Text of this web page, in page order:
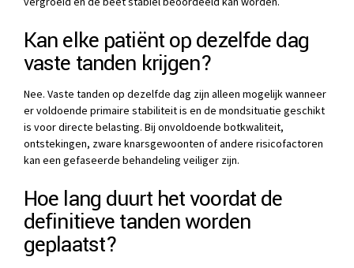
Kan elke patiënt op dezelfde dag
vaste tanden krijgen?
Nee. Vaste tanden op dezelfde dag zijn alleen mogelijk wanneer
er voldoende primaire stabiliteit is en de mondsituatie geschikt
is voor directe belasting. Bij onvoldoende botkwaliteit,
ontstekingen, zware knarsgewoonten of andere risicofactoren
kan een gefaseerde behandeling veiliger zijn.
Hoe lang duurt het voordat de
definitieve tanden worden
geplaatst?